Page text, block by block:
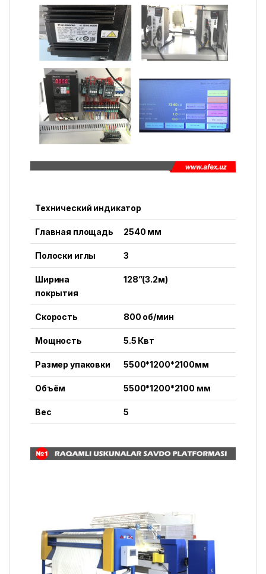
Технический индикатор
Главная площадь 2540 мм
Полоски иглы 3
Ширина
покрытия
128”(3.2м)
Скорость 800 об/мин
Мощность 5.5 Квт
Размер упаковки 5500*1200*2100мм
Объём 5500*1200*2100 мм
Вес 5